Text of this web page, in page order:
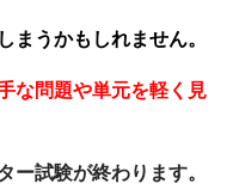
まうかもしれません。
な問題や単元を軽く見
ー試験が終わります。